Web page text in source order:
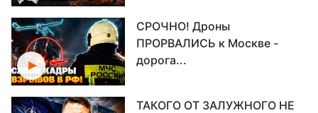
СРОЧНО! Дроны
ПРОРВАЛИСЬ к Москве -
дорога...
ТАКОГО ОТ ЗАЛУЖНОГО НЕ